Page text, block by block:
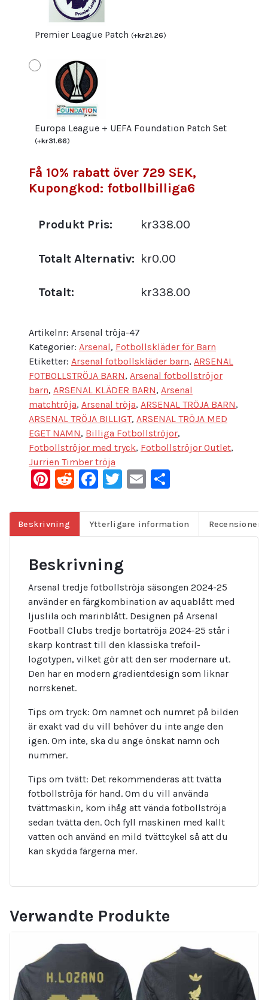
Premier League Patch (+kr21.26)
Europa League + UEFA Foundation Patch Set
(+kr31.66)
Få 10% rabatt över 729 SEK,
Kupongkod: fotbollbilliga6
Produkt Pris: kr338.00
Totalt Alternativ: kr0.00
Totalt: kr338.00
Artikelnr: Arsenal tröja-47
Kategorier: Arsenal, Fotbollskläder för Barn
Etiketter: Arsenal fotbollskläder barn, ARSENAL
FOTBOLLSTRÖJA BARN, Arsenal fotbollströjor
barn, ARSENAL KLÄDER BARN, Arsenal
matchtröja, Arsenal tröja, ARSENAL TRÖJA BARN,
ARSENAL TRÖJA BILLIGT, ARSENAL TRÖJA MED
EGET NAMN, Billiga Fotbollströjor,
Fotbollströjor med tryck, Fotbollströjor Outlet,
Jurrien Timber tröja
Pinterest
Reddit
Facebook
Twitter
Email
Beskrivning Ytterligare information Recensioner
Beskrivning
Arsenal tredje fotbollströja säsongen 2024-25
använder en färgkombination av aquablått med
ljuslila och marinblått. Designen på Arsenal
Football Clubs tredje bortatröja 2024-25 står i
skarp kontrast till den klassiska trefoil-
logotypen, vilket gör att den ser modernare ut.
Den har en modern gradientdesign som liknar
norrskenet.
Tips om tryck: Om namnet och numret på bilden
är exakt vad du vill behöver du inte ange den
igen. Om inte, ska du ange önskat namn och
nummer.
Tips om tvätt: Det rekommenderas att tvätta
fotbollströja för hand. Om du vill använda
tvättmaskin, kom ihåg att vända fotbollströja
sedan tvätta den. Och fyll maskinen med kallt
vatten och använd en mild tvättcykel så att du
kan skydda färgerna mer.
Verwandte Produkte